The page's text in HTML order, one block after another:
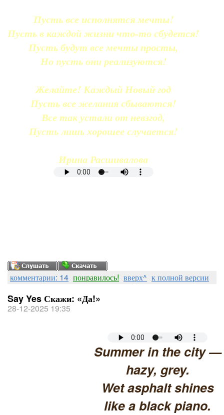
Пусть все исполнятся мечты!
Пусть в каждой жизни что-то сбудется!
Пусть будут все мечты просты,
Но пусть они реализуются!
Желайте! Каждый Новый год
Пусть все желания сбываются!
Все так устали от невзгод,
Пусть лишь хорошее случается!
Ирина Расшивалова
комментарии: 14 понравилось! вверх^ к полной версии
Say Yes Скажи: «Да!»
28-12-2025 19:35
Summer in the city —
hazy, grey.
Wet asphalt shines
like a black piano.